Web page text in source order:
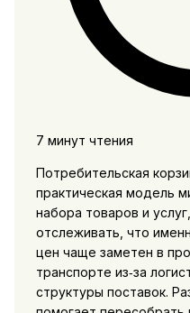
7 минут чтения
Потребительская
практическая модель
набора товаров и
отслеживать, что
цен чаще заметен в
транспорте из‑за
структуры поставок.